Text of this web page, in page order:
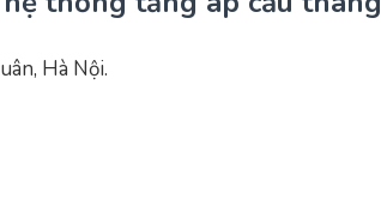
Hà Nội.